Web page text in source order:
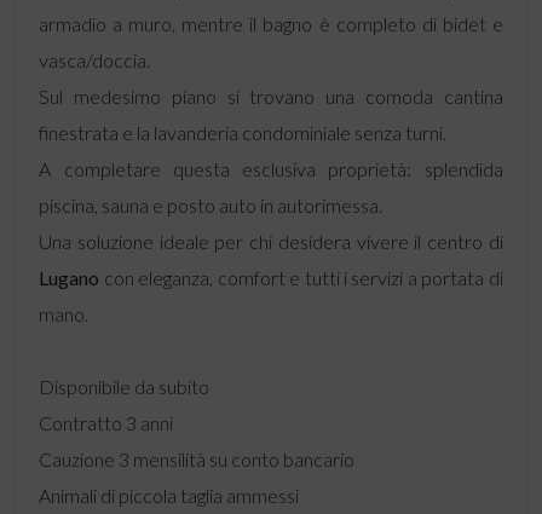
armadio a muro, mentre il bagno è completo di bidet e
vasca/doccia.
Sul medesimo piano si trovano una comoda cantina
finestrata e la lavanderia condominiale senza turni.
A completare questa esclusiva proprietà: splendida
piscina, sauna e posto auto in autorimessa.
Una soluzione ideale per chi desidera vivere il centro di
Lugano con eleganza, comfort e tutti i servizi a portata di
mano.
Disponibile da subito
Contratto 3 anni
Cauzione 3 mensilità su conto bancario
Animali di piccola taglia ammessi